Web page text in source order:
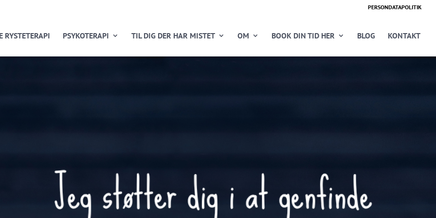
PERSONDATAPOLITIK
RYSTETERAPI PSYKOTERAPI TIL DIG DER HAR MISTET OM BOOK DIN TID HER BLOG KONTAKT